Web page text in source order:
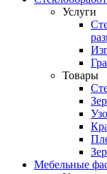
Услуги
Товары
Мебельные